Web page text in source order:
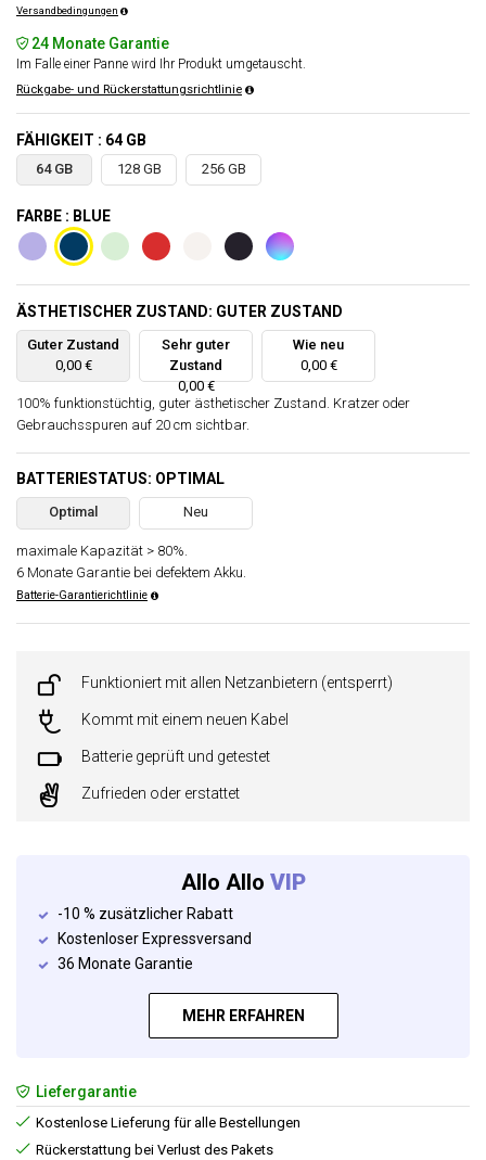
Versandbedingungen
24 Monate Garantie
Im Falle einer Panne wird Ihr Produkt umgetauscht.
Rückgabe- und Rückerstattungsrichtlinie
FÄHIGKEIT : 64 GB
64 GB 128 GB 256 GB
FARBE : BLUE
ÄSTHETISCHER ZUSTAND: GUTER ZUSTAND
Guter Zustand
0,00 €
Sehr guter
Zustand
0,00 €
Wie neu
0,00 €
100% funktionstüchtig, guter ästhetischer Zustand. Kratzer oder
Gebrauchsspuren auf 20 cm sichtbar.
BATTERIESTATUS: OPTIMAL
Optimal Neu
maximale Kapazität > 80%.
6 Monate Garantie bei defektem Akku.
Batterie-Garantierichtlinie
Funktioniert mit allen Netzanbietern (entsperrt)
Kommt mit einem neuen Kabel
Batterie geprüft und getestet
Zufrieden oder erstattet
Allo Allo VIP
-10 % zusätzlicher Rabatt
Kostenloser Expressversand
36 Monate Garantie
MEHR ERFAHREN
Liefergarantie
Kostenlose Lieferung für alle Bestellungen
Rückerstattung bei Verlust des Pakets